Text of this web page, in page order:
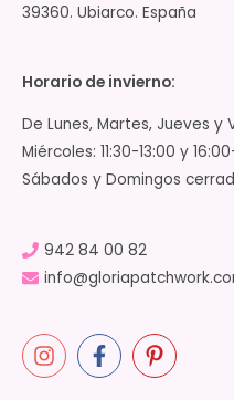
39360. Ubiarco. España
Horario de invierno:
De Lunes, Martes, Jueves y
Miércoles: 11:30-13:00 y
Sábados y Domingos
942 84 00 82